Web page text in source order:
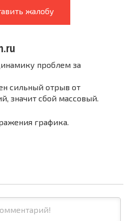
жалобу
проблем за
сильный отрыв от
значит сбой массовый.
графика.